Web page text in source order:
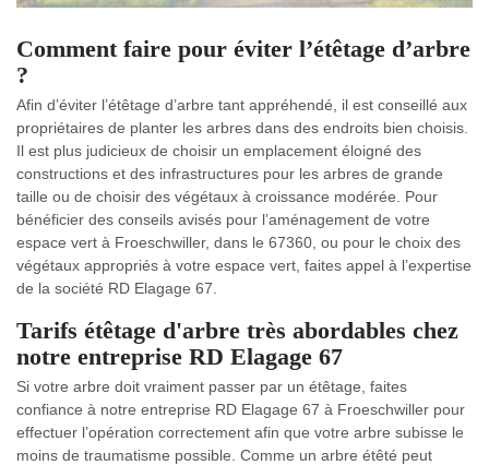
Comment faire pour éviter l’étêtage d’arbre
?
Afin d’éviter l’étêtage d’arbre tant appréhendé, il est conseillé aux
propriétaires de planter les arbres dans des endroits bien choisis.
Il est plus judicieux de choisir un emplacement éloigné des
constructions et des infrastructures pour les arbres de grande
taille ou de choisir des végétaux à croissance modérée. Pour
bénéficier des conseils avisés pour l’aménagement de votre
espace vert à Froeschwiller, dans le 67360, ou pour le choix des
végétaux appropriés à votre espace vert, faites appel à l’expertise
de la société RD Elagage 67.
Tarifs étêtage d'arbre très abordables chez
notre entreprise RD Elagage 67
Si votre arbre doit vraiment passer par un étêtage, faites
confiance à notre entreprise RD Elagage 67 à Froeschwiller pour
effectuer l’opération correctement afin que votre arbre subisse le
moins de traumatisme possible. Comme un arbre étêté peut